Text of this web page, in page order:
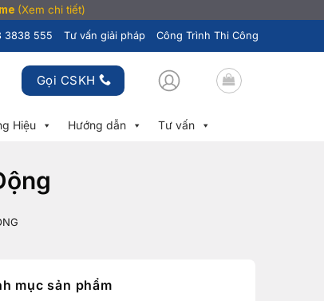
(Xem chi tiết)
3838 555 Tư vấn giải pháp Công Trình Thi Công
Gọi CSKH
Hiệu Hướng dẫn Tư vấn
mục sản phẩm